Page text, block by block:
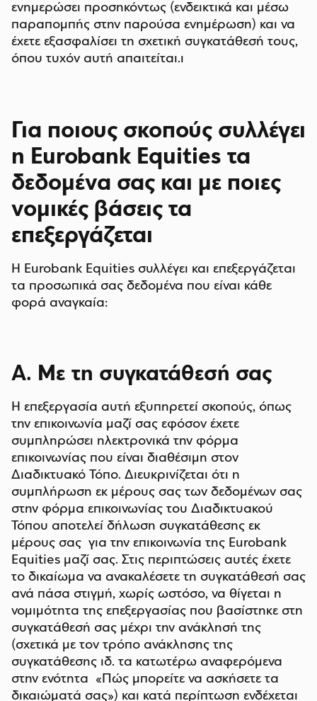
ενημερώσει προσηκόντως (ενδεικτικά και μέσω
παραπομπής στην παρούσα ενημέρωση) και να
έχετε εξασφαλίσει τη σχετική συγκατάθεσή τους,
όπου τυχόν αυτή απαιτείται.ι
Για ποιους σκοπούς συλλέγει
η Eurobank Equities τα
δεδομένα σας και με ποιες
νομικές βάσεις τα
επεξεργάζεται
Η Eurobank Equities συλλέγει και επεξεργάζεται
τα προσωπικά σας δεδομένα που είναι κάθε
φορά αναγκαία:
Α. Με τη συγκατάθεσή σας
Η επεξεργασία αυτή εξυπηρετεί σκοπούς, όπως
την επικοινωνία μαζί σας εφόσον έχετε
συμπληρώσει ηλεκτρονικά την φόρμα
επικοινωνίας που είναι διαθέσιμη στον
Διαδικτυακό Τόπο. Διευκρινίζεται ότι η
συμπλήρωση εκ μέρους σας των δεδομένων σας
στην φόρμα επικοινωνίας του Διαδικτυακού
Τόπου αποτελεί δήλωση συγκατάθεσης εκ
μέρους σας για την επικοινωνία της Eurobank
Equities μαζί σας. Στις περιπτώσεις αυτές έχετε
το δικαίωμα να ανακαλέσετε τη συγκατάθεσή σας
ανά πάσα στιγμή, χωρίς ωστόσο, να θίγεται η
νομιμότητα της επεξεργασίας που βασίστηκε στη
συγκατάθεσή σας μέχρι την ανάκλησή της
(σχετικά με τον τρόπο ανάκλησης της
συγκατάθεσης ιδ. τα κατωτέρω αναφερόμενα
στην ενότητα «Πώς μπορείτε να ασκήσετε τα
δικαιώματά σας») και κατά περίπτωση ενδέχεται